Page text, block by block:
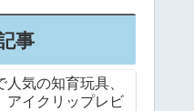
事
人気の知育玩具、
アイクリップレビ